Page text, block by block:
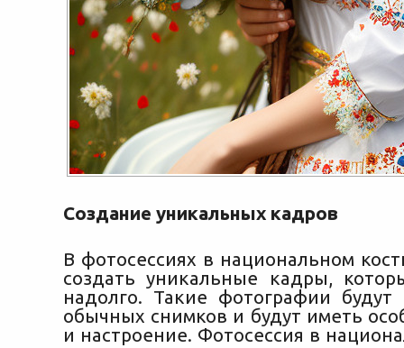
Создание уникальных кадров
В фотосессиях в национальном
создать уникальные кадры,
надолго. Такие фотографии будут
обычных снимков и будут иметь
и настроение. Фотосессия в